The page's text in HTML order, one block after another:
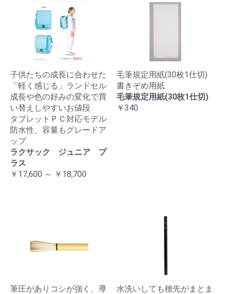
子供たちの成長に合わせた
「軽く感じる」ランドセル
成長や色の好みの変化で買
い替えしやすいお値段
タブレットＰＣ対応モデル
防水性、容量もグレードア
ップ
ラクサック ジュニア プ
ラス
￥17,600 ～ ￥18,700
毛筆規定用紙(30枚1仕切)
書きぞめ用紙
毛筆規定用紙(30枚1仕切)
￥340
筆圧がありコシが強く、導
水洗いしても穂先がまとま